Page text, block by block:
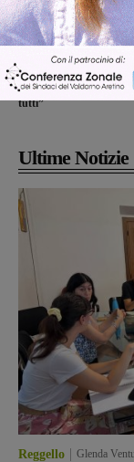
Articolo precedente
Perdono 2017,
straordinaria. Il sindaco:
tutti”
Ultime Notizie
Reggello Glenda